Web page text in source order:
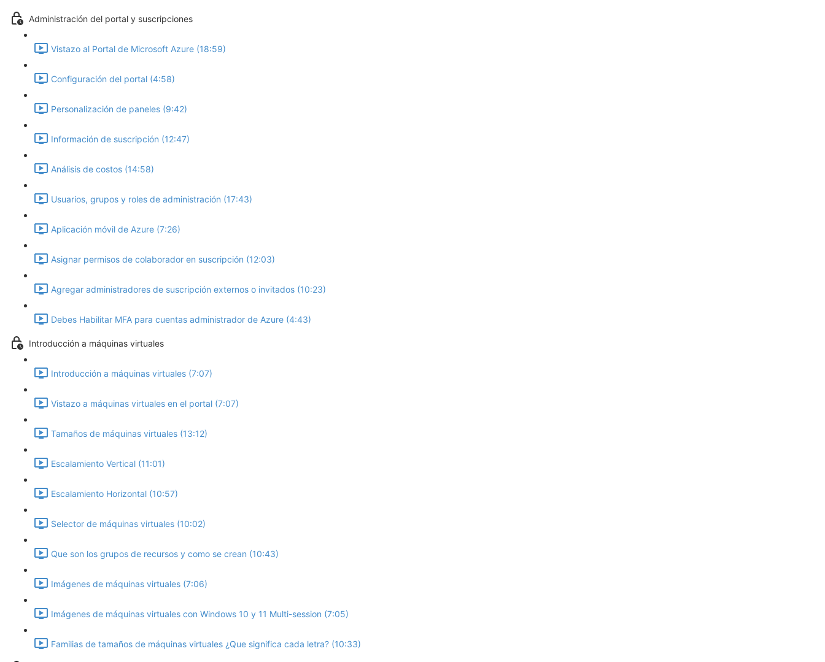
Administración del portal y suscripciones
Vistazo al Portal de Microsoft Azure (18:59)
Configuración del portal (4:58)
Personalización de paneles (9:42)
Información de suscripción (12:47)
Análisis de costos (14:58)
Usuarios, grupos y roles de administración (17:43)
Aplicación móvil de Azure (7:26)
Asignar permisos de colaborador en suscripción (12:03)
Agregar administradores de suscripción externos o invitados (10:23)
Debes Habilitar MFA para cuentas administrador de Azure (4:43)
Introducción a máquinas virtuales
Introducción a máquinas virtuales (7:07)
Vistazo a máquinas virtuales en el portal (7:07)
Tamaños de máquinas virtuales (13:12)
Escalamiento Vertical (11:01)
Escalamiento Horizontal (10:57)
Selector de máquinas virtuales (10:02)
Que son los grupos de recursos y como se crean (10:43)
Imágenes de máquinas virtuales (7:06)
Imágenes de máquinas virtuales con Windows 10 y 11 Multi-session (7:05)
Familias de tamaños de máquinas virtuales ¿Que significa cada letra? (10:33)